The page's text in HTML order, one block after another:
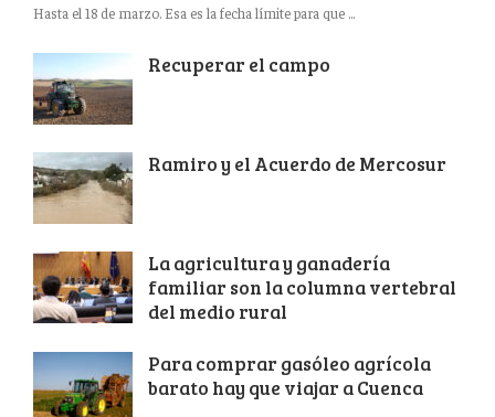
Hasta el 18 de marzo. Esa es la fecha límite para que ...
Recuperar el campo
Ramiro y el Acuerdo de Mercosur
La agricultura y ganadería
familiar son la columna vertebral
del medio rural
Para comprar gasóleo agrícola
barato hay que viajar a Cuenca